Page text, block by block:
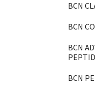
BCN
BCN
BCN
BCN